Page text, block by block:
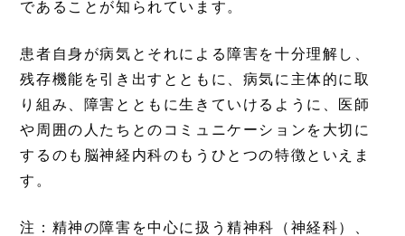
であることが知られています。
患者自身が病気とそれによる障害を十分理解し、
残存機能を引き出すとともに、病気に主体的に取
り組み、障害とともに生きていけるように、医師
や周囲の人たちとのコミュニケーションを大切に
するのも脳神経内科のもうひとつの特徴といえま
す。
注：精神の障害を中心に扱う精神科（神経科）、